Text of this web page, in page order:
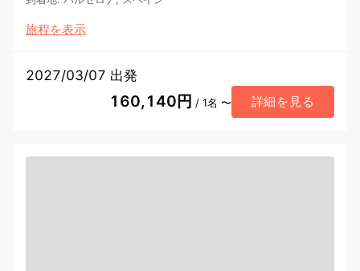
旅程を表示
2027/03/07 出発
160,140円 / 1名 〜 詳細を見る